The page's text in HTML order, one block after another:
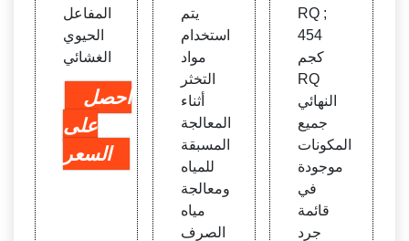
المفاعل
الحيوي
الغشائي
احصل
على
السعر
يتم
استخدام
مواد
التخثر
أثناء
المعالجة
المسبقة
للمياه
ومعالجة
مياه
الصرف
RQ ;
454
كجم
RQ
النهائي
جميع
المكونات
موجودة
في
قائمة
جرد